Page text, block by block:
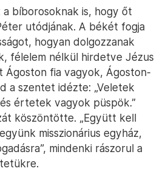
bíborosoknak is, hogy őt
utódjának. A békét fogja
hogyan dolgozzanak
félelem nélkül hirdetve Jézus
Ágoston fia vagyok, Ágoston-
a szentet idézte: „Veletek
értetek vagyok püspök.”
köszöntötte. „Együtt kell
misszionárius egyház,
mindenki rászorul a